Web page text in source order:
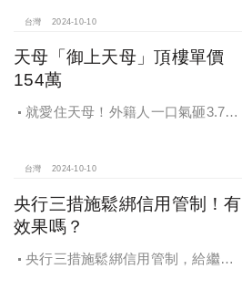
台灣 2024-10-10
天母「御上天母」頂樓單價
154萬
就愛住天母！外籍人一口氣砸3.78
台灣 2024-10-10
央行三措施鬆綁信用管制！有
效果嗎？
央行三措施鬆綁信用管制，給繼